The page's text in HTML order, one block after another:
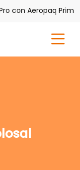
con Aeropaq Prime